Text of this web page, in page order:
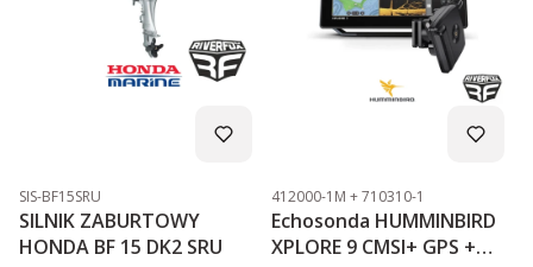
Kod produktu
SIS-BF15SRU
SILNIK ZABURTOWY
HONDA BF 15 DK2 SRU
Kod produktu
412000-1M + 710310-1
Echosonda HUMMINBIRD
XPLORE 9 CMSI+ GPS +